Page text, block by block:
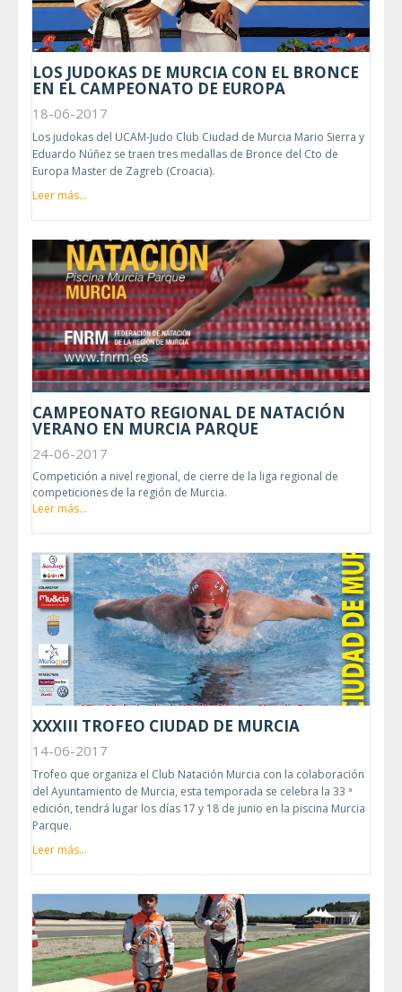
LOS JUDOKAS DE MURCIA CON EL BRONCE
EN EL CAMPEONATO DE EUROPA
18-06-2017
Los judokas del UCAM-Judo Club Ciudad de Murcia Mario Sierra y
Eduardo Núñez se traen tres medallas de Bronce del Cto de
Europa Master de Zagreb (Croacia).
Leer más...
CAMPEONATO REGIONAL DE NATACIÓN
VERANO EN MURCIA PARQUE
24-06-2017
Competición a nivel regional, de cierre de la liga regional de
competiciones de la región de Murcia.
Leer más...
XXXIII TROFEO CIUDAD DE MURCIA
14-06-2017
Trofeo que organiza el Club Natación Murcia con la colaboración
del Ayuntamiento de Murcia, esta temporada se celebra la 33 ª
edición, tendrá lugar los días 17 y 18 de junio en la piscina Murcia
Parque.
Leer más...